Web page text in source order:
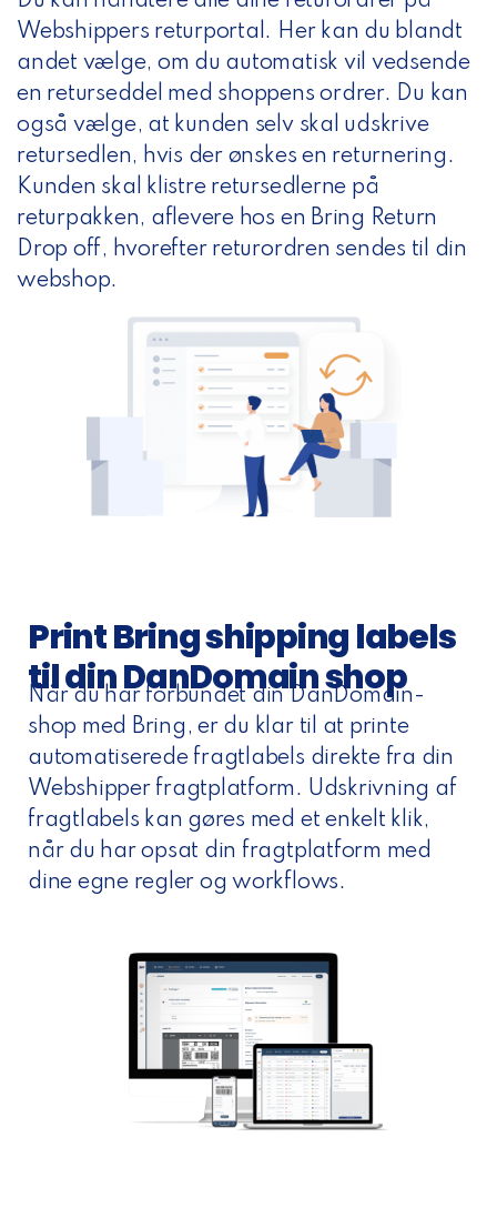
Webshippers returportal. Her kan du blandt
andet vælge, om du automatisk vil vedsende
en returseddel med shoppens ordrer. Du kan
også vælge, at kunden selv skal udskrive
retursedlen, hvis der ønskes en returnering.
Kunden skal klistre retursedlerne på
returpakken, aflevere hos en Bring Return
Drop off, hvorefter returordren sendes til din
webshop.
Print Bring shipping labels
til din DanDomain shop
Når du har forbundet din DanDomain-
shop med Bring, er du klar til at printe
automatiserede fragtlabels direkte fra din
Webshipper fragtplatform. Udskrivning af
fragtlabels kan gøres med et enkelt klik,
når du har opsat din fragtplatform med
dine egne regler og workflows.